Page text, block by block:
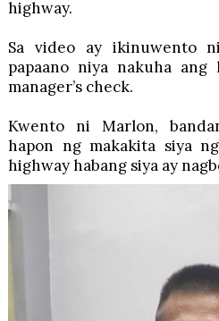
highway.
Sa video ay ikinuwento
papaano niya nakuha
manager’s check.
Kwento ni Marlon,
hapon ng makakita siya
highway habang siya ay